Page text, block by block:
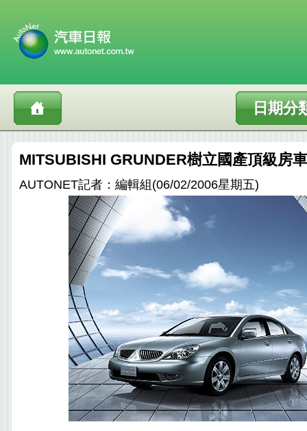
日期分
MITSUBISHI GRUNDER樹立國產頂級房
AUTONET記者：編輯組(06/02/2006星期五)